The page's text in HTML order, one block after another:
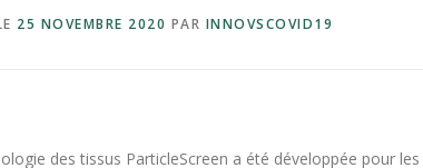
25 NOVEMBRE 2020 PAR INNOVSCOVID19
des tissus ParticleScreen a été développée pour